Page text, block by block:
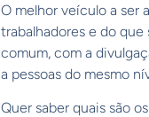
O melhor veículo a ser
trabalhadores e do
comum, com a
a pessoas do mesmo
Quer saber quais são os